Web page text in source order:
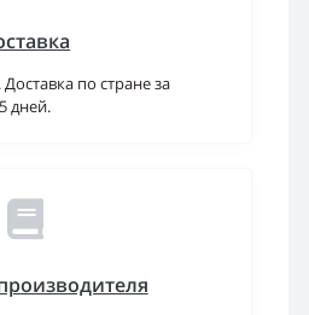
по стране за
5 дней.